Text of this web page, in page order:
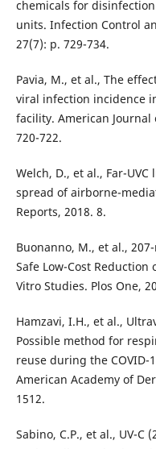
chemicals for
units. Infection Control
27(7): p. 729-734.
Pavia, M., et al., The
viral infection incidence
facility. American
720-722.
Welch, D., et al., Far-
spread of airborne-
Reports, 2018. 8.
Buonanno, M., et al.,
Safe Low-Cost
Vitro Studies. Plos One,
Hamzavi, I.H., et al.,
Possible method for
reuse during the COVID-
American Academy of
1512.
Sabino, C.P., et al., UV-C